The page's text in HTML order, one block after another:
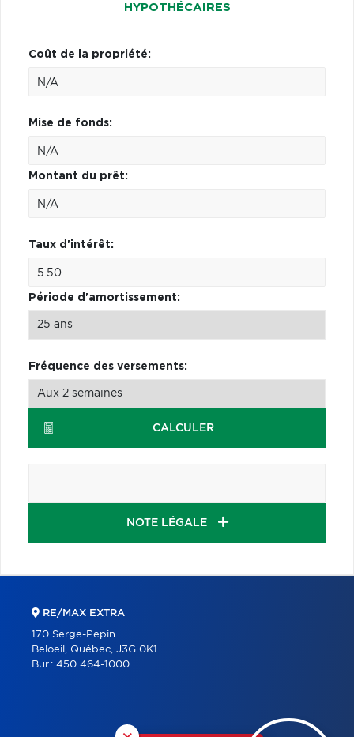
HYPOTHÉCAIRES
Coût de la propriété:
Mise de fonds:
Montant du prêt:
Taux d'intérêt:
Période d'amortissement:
Fréquence des versements:
CALCULER
NOTE LÉGALE
RE/MAX EXTRA
170 Serge-Pepin
Beloeil, Québec, J3G 0K1
Bur.: 450 464-1000